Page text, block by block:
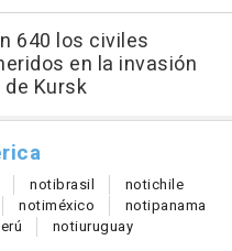
640 los civiles
en la invasión
Kursk
notibrasil notichile
notiméxico notipanama
notiuruguay